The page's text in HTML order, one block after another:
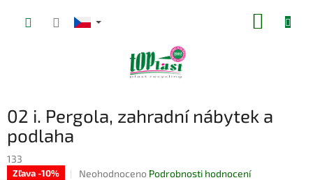
02 i. Pergola, zahradní nábytek a
podlaha
133
Zľava -10%
Průměrné
Neohodnoceno Podrobnosti hodnocení